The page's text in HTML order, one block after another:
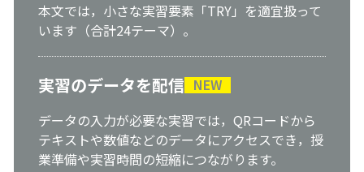
本文では，小さな実習要素「TRY」を適宜扱って
います（合計24テーマ）。
実習のデータを配信 NEW
データの入力が必要な実習では，QRコードから
テキストや数値などのデータにアクセスでき，授
業準備や実習時間の短縮につながります。